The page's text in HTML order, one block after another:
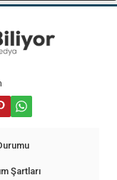
Şartları